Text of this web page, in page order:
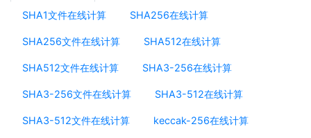
SHA1文件在线计算 SHA256在线计算
SHA256文件在线计算 SHA512在线计算
SHA512文件在线计算 SHA3-256在线计算
SHA3-256文件在线计算 SHA3-512在线计算
SHA3-512文件在线计算 keccak-256在线计算